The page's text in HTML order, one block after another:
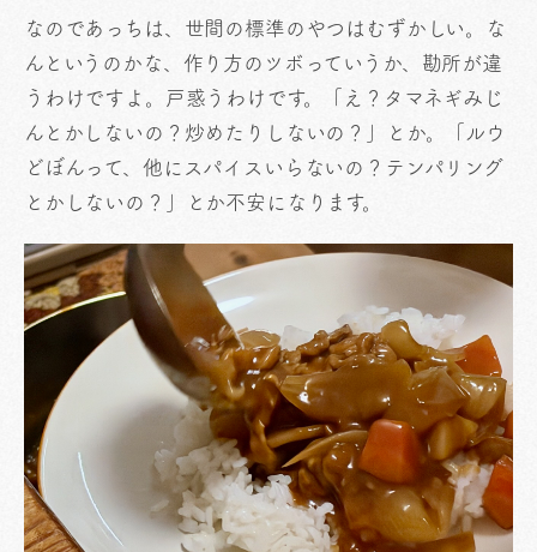
なのであっちは、世間の標準のやつはむずかしい。な
んというのかな、作り方のツボっていうか、勘所が違
うわけですよ。戸惑うわけです。「え？タマネギみじ
んとかしないの？炒めたりしないの？」とか。「ルウ
どぼんって、他にスパイスいらないの？テンパリング
とかしないの？」とか不安になります。